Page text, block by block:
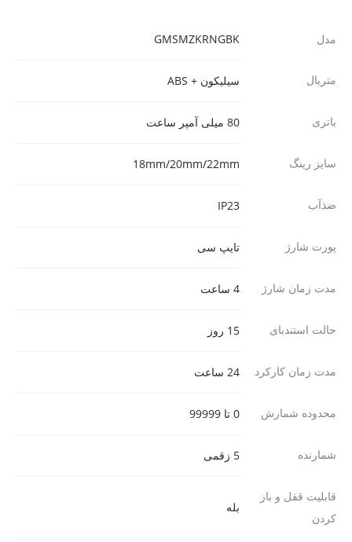
مدل GMSMZKRNGBK
متریال سیلیکون + ABS
باتری 80 میلی آمپر ساعت
سایز رینگ 18mm/20mm/22mm
ضذآب IP23
پورت شارژ تایپ سی
مدت زمان شارژ 4 ساعت
حالت استندبای 15 روز
مدت زمان کارکرد 24 ساعت
محدوده شمارش 0 تا 99999
شمارنده 5 زقمی
قابلیت قفل و باز
کردن
بله